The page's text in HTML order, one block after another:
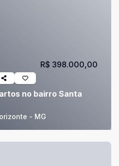
no bairro Santa
- MG
R$ 398.000,00